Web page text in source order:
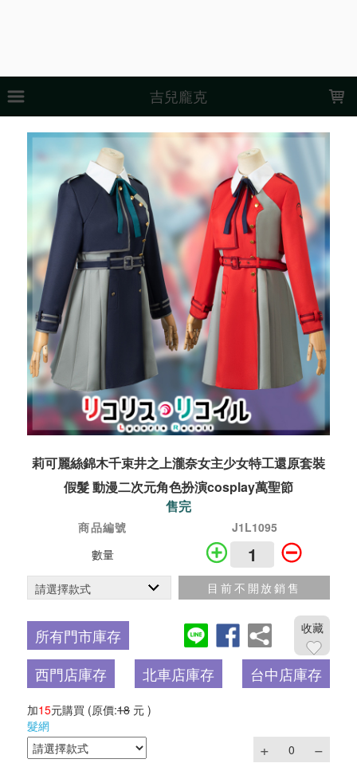
吉兒龐克
莉可麗絲錦木千束井之上瀧奈女主少女特工還原套裝
假髮 動漫二次元角色扮演cosplay萬聖節
售完
商品編號
J1L1095
數量
目前不開放銷售
所有門市庫存 收藏
西門店庫存 北車店庫存 台中店庫存
加15元購買 (原價:18 元 )
髮網